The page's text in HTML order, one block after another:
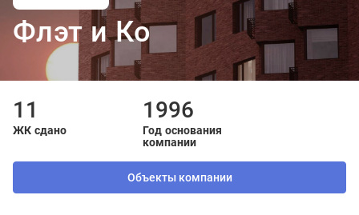
Флэт и Ко
11
ЖК сдано
1996
Год основания
компании
Объекты компании